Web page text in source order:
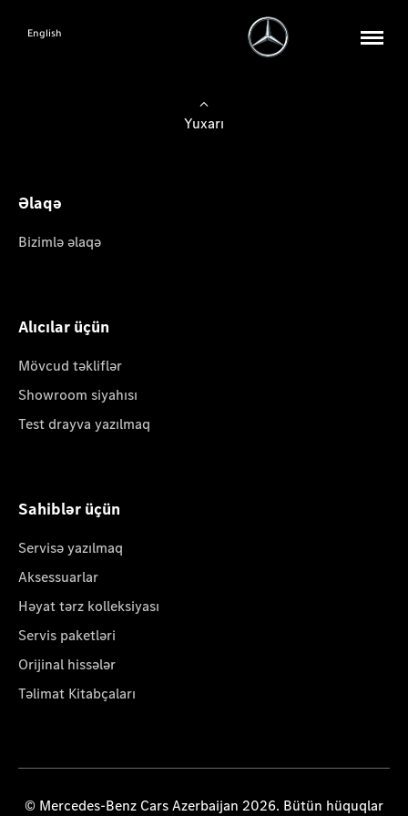
English
Yuxarı
Əlaqə
Bizimlə əlaqə
Alıcılar üçün
Mövcud təkliflər
Showroom siyahısı
Test drayva yazılmaq
Sahiblər üçün
Servisə yazılmaq
Aksessuarlar
Həyat tərz kolleksiyası
Servis paketləri
Orijinal hissələr
Təlimat Kitabçaları
© Mercedes-Benz Cars Azerbaijan 2026. Bütün hüquqlar